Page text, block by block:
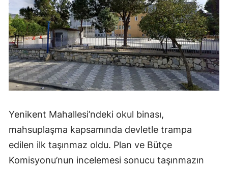
Yenikent Mahallesi’ndeki okul binası,
mahsuplaşma kapsamında devletle trampa
edilen ilk taşınmaz oldu. Plan ve Bütçe
Komisyonu’nun incelemesi sonucu taşınmazın